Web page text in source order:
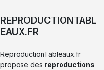
REPRODUCTIONTABL
EAUX.FR
ReproductionTableaux.fr
propose des reproductions